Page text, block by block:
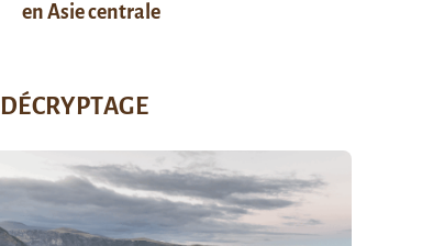
en Asie centrale
DÉCRYPTAGE